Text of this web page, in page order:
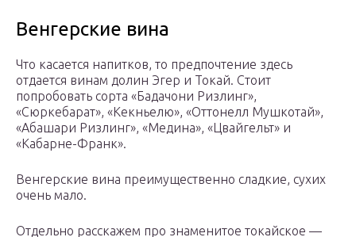
Венгерские вина
Что касается напитков, то предпочтение здесь
отдается винам долин Эгер и Токай. Стоит
попробовать сорта «Бадачони Ризлинг»,
«Сюркебарат», «Кекньелю», «Оттонелл Мушкотай»,
«Абашари Ризлинг», «Медина», «Цвайгельт» и
«Кабарне-Франк».
Венгерские вина преимущественно сладкие, сухих
очень мало.
Отдельно расскажем про знаменитое токайское —